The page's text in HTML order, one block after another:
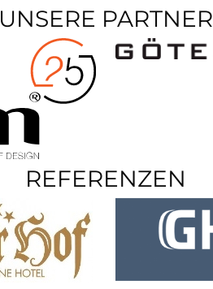
UNSERE PARTNER
REFERENZEN